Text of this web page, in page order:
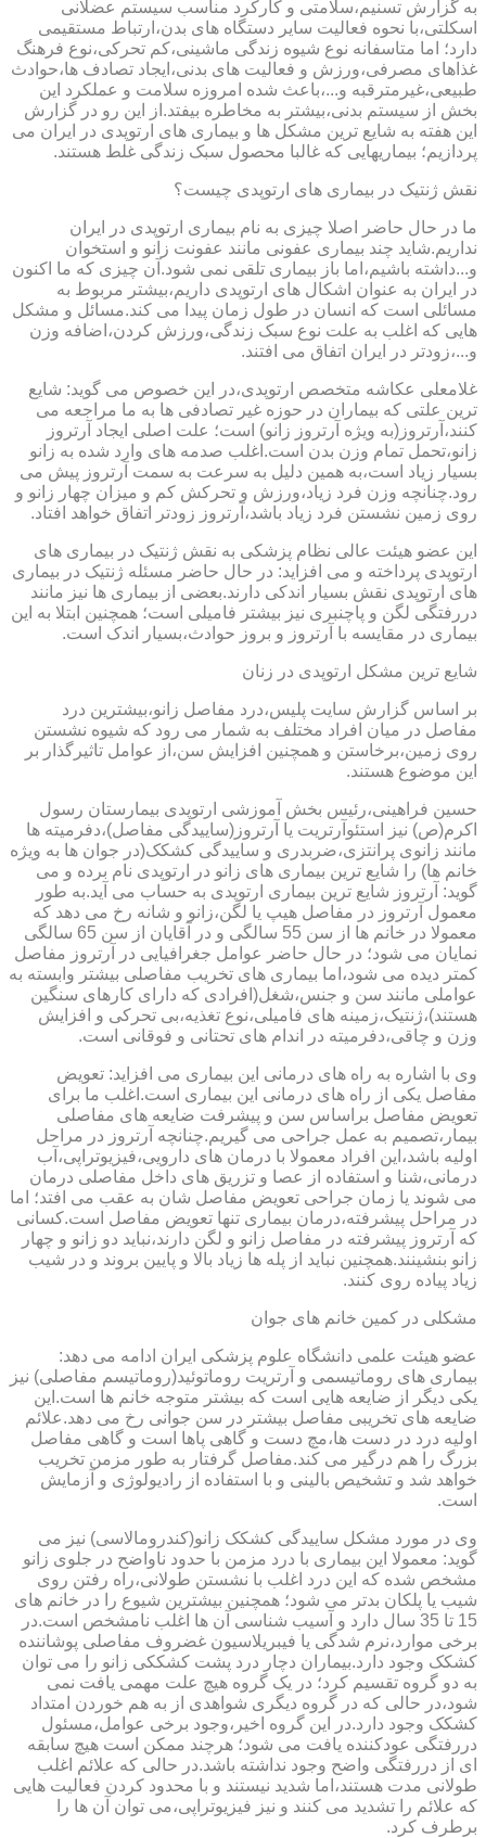
به گزارش تسنیم،سلامتی و کارکرد مناسب سیستم عضلانی
اسکلتی،با نحوه فعالیت سایر دستگاه های بدن،ارتباط مستقیمی
دارد؛ اما متاسفانه نوع شیوه زندگی ماشینی،کم تحرکی،نوع فرهنگ
غذاهای مصرفی،ورزش و فعالیت های بدنی،ایجاد تصادف ها،حوادث
طبیعی،غیرمترقبه و...،باعث شده امروزه سلامت و عملکرد این
بخش از سیستم بدنی،بیشتر به مخاطره بیفتد.از این رو در گزارش
این هفته به شایع ترین مشکل ها و بیماری های ارتوپدی در ایران می
پردازیم؛ بیماریهایی که غالبا محصول سبک زندگی غلط هستند.
نقش ژنتیک در بیماری های ارتوپدی چیست؟
ما در حال حاضر اصلا چیزی به نام بیماری ارتوپدی در ایران
نداریم.شاید چند بیماری عفونی مانند عفونت زانو و استخوان
و...داشته باشیم،اما باز بیماری تلقی نمی شود.آن چیزی که ما اکنون
در ایران به عنوان اشکال های ارتوپدی داریم،بیشتر مربوط به
مسائلی است که انسان در طول زمان پیدا می کند.مسائل و مشکل
هایی که اغلب به علت نوع سبک زندگی،ورزش کردن،اضافه وزن
و...،زودتر در ایران اتفاق می افتند.
غلامعلی عکاشه متخصص ارتوپدی،در این خصوص می گوید: شایع
ترین علتی که بیماران در حوزه غیر تصادفی ها به ما مراجعه می
کنند،آرتروز(به ویژه آرتروز زانو) است؛ علت اصلی ایجاد آرتروز
زانو،تحمل تمام وزن بدن است.اغلب صدمه های وارد شده به زانو
بسیار زیاد است،به همین دلیل به سرعت به سمت آرتروز پیش می
رود.چنانچه وزن فرد زیاد،ورزش و تحرکش کم و میزان چهار زانو و
روی زمین نشستن فرد زیاد باشد،آرتروز زودتر اتفاق خواهد افتاد.
این عضو هیئت عالی نظام پزشکی به نقش ژنتیک در بیماری های
ارتوپدی پرداخته و می افزاید: در حال حاضر مسئله ژنتیک در بیماری
های ارتوپدی نقش بسیار اندکی دارند.بعضی از بیماری ها نیز مانند
دررفتگی لگن و پاچنبری نیز بیشتر فامیلی است؛ همچنین ابتلا به این
بیماری در مقایسه با آرتروز و بروز حوادث،بسیار اندک است.
شایع ترین مشکل ارتوپدی در زنان
بر اساس گزارش سایت پلیس،درد مفاصل زانو،بیشترین درد
مفاصل در میان افراد مختلف به شمار می رود که شیوه نشستن
روی زمین،برخاستن و همچنین افزایش سن،از عوامل تاثیرگذار بر
این موضوع هستند.
حسین فراهینی،رئیس بخش آموزشی ارتوپدی بیمارستان رسول
اکرم(ص) نیز استئوآرتریت یا آرتروز(ساییدگی مفاصل)،دفرمیته ها
مانند زانوی پرانتزی،ضربدری و ساییدگی کشکک(در جوان ها به ویژه
خانم ها) را شایع ترین بیماری های زانو در ارتوپدی نام برده و می
گوید: آرتروز شایع ترین بیماری ارتوپدی به حساب می آید.به طور
معمول آرتروز در مفاصل هیپ یا لگن،زانو و شانه رخ می دهد که
معمولا در خانم ها از سن 55 سالگی و در آقایان از سن 65 سالگی
نمایان می شود؛ در حال حاضر عوامل جغرافیایی در آرتروز مفاصل
کمتر دیده می شود،اما بیماری های تخریب مفاصلی بیشتر وابسته به
عواملی مانند سن و جنس،شغل(افرادی که دارای کارهای سنگین
هستند)،ژنتیک،زمینه های فامیلی،نوع تغذیه،بی تحرکی و افزایش
وزن و چاقی،دفرمیته در اندام های تحتانی و فوقانی است.
وی با اشاره به راه های درمانی این بیماری می افزاید: تعویض
مفاصل یکی از راه های درمانی این بیماری است.اغلب ما برای
تعویض مفاصل براساس سن و پیشرفت ضایعه های مفاصلی
بیمار،تصمیم به عمل جراحی می گیریم.چنانچه آرتروز در مراحل
اولیه باشد،این افراد معمولا با درمان های دارویی،فیزیوتراپی،آب
درمانی،شنا و استفاده از عصا و تزریق های داخل مفاصلی درمان
می شوند یا زمان جراحی تعویض مفاصل شان به عقب می افتد؛ اما
در مراحل پیشرفته،درمان بیماری تنها تعویض مفاصل است.کسانی
که آرتروز پیشرفته در مفاصل زانو و لگن دارند،نباید دو زانو و چهار
زانو بنشینند.همچنین نباید از پله ها زیاد بالا و پایین بروند و در شیب
زیاد پیاده روی کنند.
مشکلی در کمین خانم های جوان
عضو هیئت علمی دانشگاه علوم پزشکی ایران ادامه می دهد:
بیماری های روماتیسمی و آرتریت روماتوئید(روماتیسم مفاصلی) نیز
یکی دیگر از ضایعه هایی است که بیشتر متوجه خانم ها است.این
ضایعه های تخریبی مفاصل بیشتر در سن جوانی رخ می دهد.علائم
اولیه درد در دست ها،مچ دست و گاهی پاها است و گاهی مفاصل
بزرگ را هم درگیر می کند.مفاصل گرفتار به طور مزمن تخریب
خواهد شد و تشخیص بالینی و با استفاده از رادیولوژی و آزمایش
است.
وی در مورد مشکل ساییدگی کشکک زانو(کندرومالاسی) نیز می
گوید: معمولا این بیماری با درد مزمن با حدود ناواضح در جلوی زانو
مشخص شده که این درد اغلب با نشستن طولانی،راه رفتن روی
شیب یا پلکان بدتر می شود؛ همچنین بیشترین شیوع را در خانم های
15 تا 35 سال دارد و آسیب شناسی آن ها اغلب نامشخص است.در
برخی موارد،نرم شدگی یا فیبریلاسیون غضروف مفاصلی پوشاننده
کشکک وجود دارد.بیماران دچار درد پشت کشککی زانو را می توان
به دو گروه تقسیم کرد؛ در یک گروه هیچ علت مهمی یافت نمی
شود،در حالی که در گروه دیگری شواهدی از به هم خوردن امتداد
کشکک وجود دارد.در این گروه اخیر،وجود برخی عوامل،مسئول
دررفتگی عودکننده یافت می شود؛ هرچند ممکن است هیچ سابقه
ای از دررفتگی واضح وجود نداشته باشد.در حالی که علائم اغلب
طولانی مدت هستند،اما شدید نیستند و با محدود کردن فعالیت هایی
که علائم را تشدید می کنند و نیز فیزیوتراپی،می توان آن ها را
برطرف کرد.